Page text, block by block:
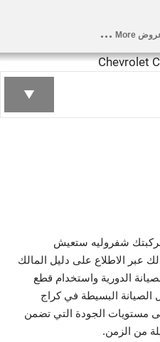
شفروليه ستعيش
عبر الاطلاع على دليل المالك
الدورية واستخدام قطع
الصيانة البسيطة في كراج
مستويات الجودة التي تضمن
من الزمن.